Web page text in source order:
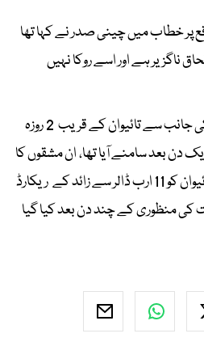
پر خطاب میں چینی صدر نے کہا تھا
ناگزیر ہے اور اسے روکا نہیں
شی جن پنگ کا یہ بیان چین کی جانب سے تائیوان کے قریب 2 روزہ
بعد سامنے آیا تھا، ان مشقوں کا
انعقاد امریکا کی جانب سے تائیوان کو 11 ارب ڈالر سے زائد کے ریکارڈ
کی منظوری کے چند دن بعد کیا گیا